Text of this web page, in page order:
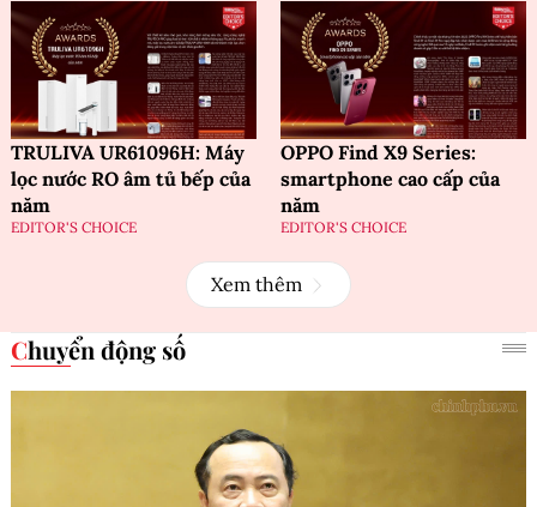
TRULIVA UR61096H: Máy
lọc nước RO âm tủ bếp của
năm
EDITOR'S CHOICE
OPPO Find X9 Series:
smartphone cao cấp của
năm
EDITOR'S CHOICE
Xem thêm
Chuyển động số